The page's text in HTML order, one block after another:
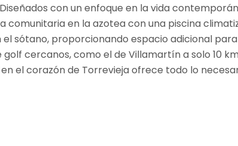
con un enfoque en la vida
comunitaria en la azotea con una piscina
sótano, proporcionando espacio adicional
cercanos, como el de Villamartín a solo 10
el corazón de Torrevieja ofrece todo lo